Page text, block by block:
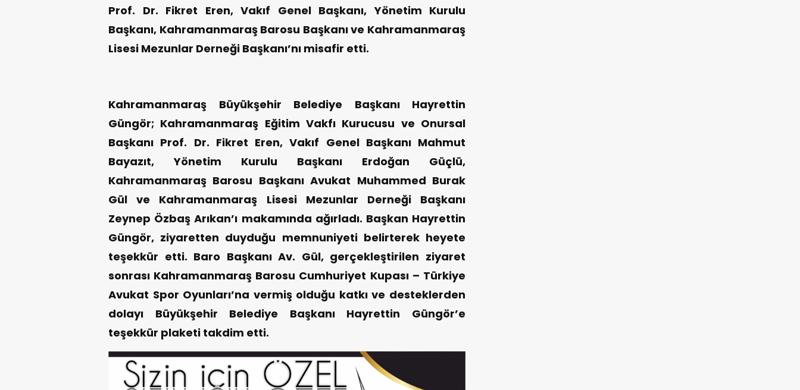
Prof. Dr. Fikret Eren, Vakıf Genel Başkanı, Yönetim Kurulu
Başkanı, Kahramanmaraş Barosu Başkanı ve Kahramanmaraş
Lisesi Mezunlar Derneği Başkanı’nı misafir etti.
Kahramanmaraş Büyükşehir Belediye Başkanı Hayrettin
Güngör; Kahramanmaraş Eğitim Vakfı Kurucusu ve Onursal
Başkanı Prof. Dr. Fikret Eren, Vakıf Genel Başkanı Mahmut
Bayazıt, Yönetim Kurulu Başkanı Erdoğan Güçlü,
Kahramanmaraş Barosu Başkanı Avukat Muhammed Burak
Gül ve Kahramanmaraş Lisesi Mezunlar Derneği Başkanı
Zeynep Özbaş Arıkan’ı makamında ağırladı. Başkan Hayrettin
Güngör, ziyaretten duyduğu memnuniyeti belirterek heyete
teşekkür etti. Baro Başkanı Av. Gül, gerçekleştirilen ziyaret
sonrası Kahramanmaraş Barosu Cumhuriyet Kupası – Türkiye
Avukat Spor Oyunları’na vermiş olduğu katkı ve desteklerden
dolayı Büyükşehir Belediye Başkanı Hayrettin Güngör’e
teşekkür plaketi takdim etti.